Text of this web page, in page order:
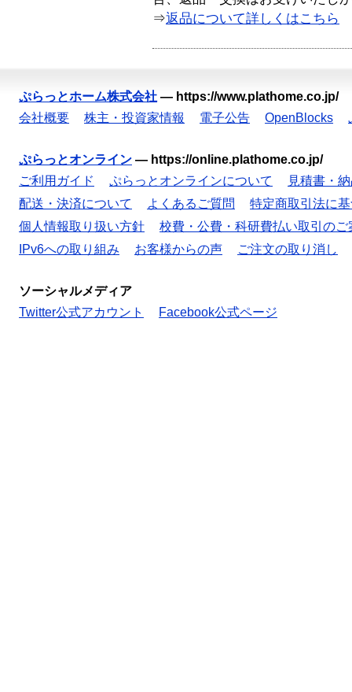
⇒返品について詳しくはこちら
ぷらっとホーム株式会社 — https://www.plathome.co.jp/
会社概要
株主・投資家情報 電子公告 OpenBlocks
ぷらっとオンライン — https://online.plathome.co.jp/
ご利用ガイド
ぷらっとオンラインについて
見積書・
配送・決済について
よくあるご質問
特定商取引法に
個人情報取り扱い方針
校費・公費・科研費払い取引のご
IPv6への取り組み
お客様からの声 ご注文の取り消し
ソーシャルメディア
Twitter公式アカウント
Facebook公式ページ